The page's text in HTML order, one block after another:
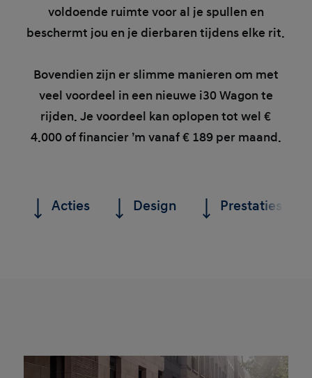
voldoende ruimte voor al je spullen en
beschermt jou en je dierbaren tijdens elke rit.
Bovendien zijn er slimme manieren om met
veel voordeel in een nieuwe i30 Wagon te
rijden. Je voordeel kan oplopen tot wel €
4.000 of financier ’m vanaf € 189 per maand.
Acties Design Prestaties